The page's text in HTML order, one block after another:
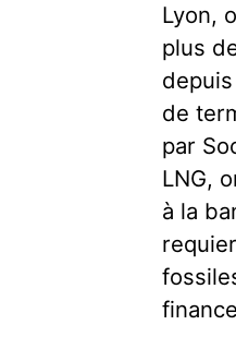
Lyon,
plus
de
par
LNG,
à la